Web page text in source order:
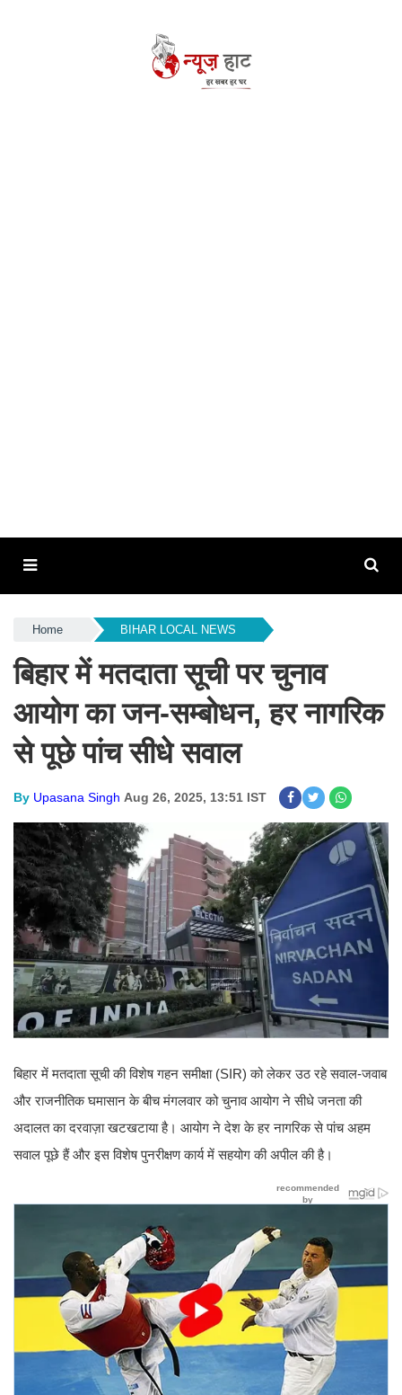
Home BIHAR LOCAL NEWS
बिहार में मतदाता सूची पर चुनाव
आयोग का जन-सम्बोधन, हर नागरिक
से पूछे पांच सीधे सवाल
By Upasana Singh Aug 26, 2025, 13:51 IST
बिहार में मतदाता सूची की विशेष गहन समीक्षा (SIR) को लेकर उठ रहे सवाल-जवाब
और राजनीतिक घमासान के बीच मंगलवार को चुनाव आयोग ने सीधे जनता की
अदालत का दरवाज़ा खटखटाया है। आयोग ने देश के हर नागरिक से पांच अहम
सवाल पूछे हैं और इस विशेष पुनरीक्षण कार्य में सहयोग की अपील की है।